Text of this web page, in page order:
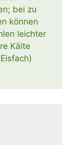
bei zu
kön­nen
leich­ter
Käl­te